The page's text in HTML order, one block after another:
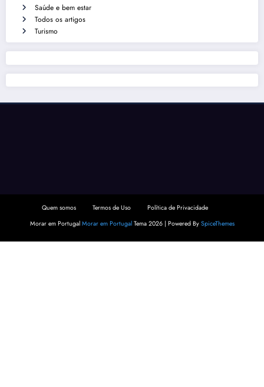
Saúde e bem estar
Todos os artigos
Turismo
Quem somos Termos de Uso
Política de Privacidade
Morar em Portugal Morar em PortugalTema 2026 | Powered By SpiceThemes